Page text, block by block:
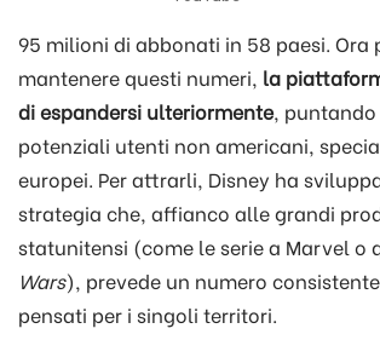
95 milioni di abbonati in 58 paesi. Ora
mantenere questi numeri, la
di espandersi ulteriormente,
potenziali utenti non americani,
europei. Per attrarli, Disney ha
strategia che, affianco alle grandi
statunitensi (come le serie a Marvel o
Wars), prevede un numero
pensati per i singoli territori.